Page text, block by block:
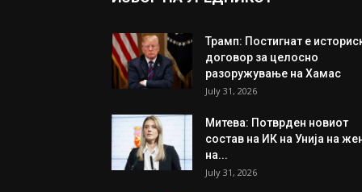
ИЗБОР НА УРЕДНИКОТ